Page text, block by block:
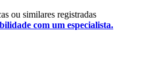
ou similares registradas
com um especialista.